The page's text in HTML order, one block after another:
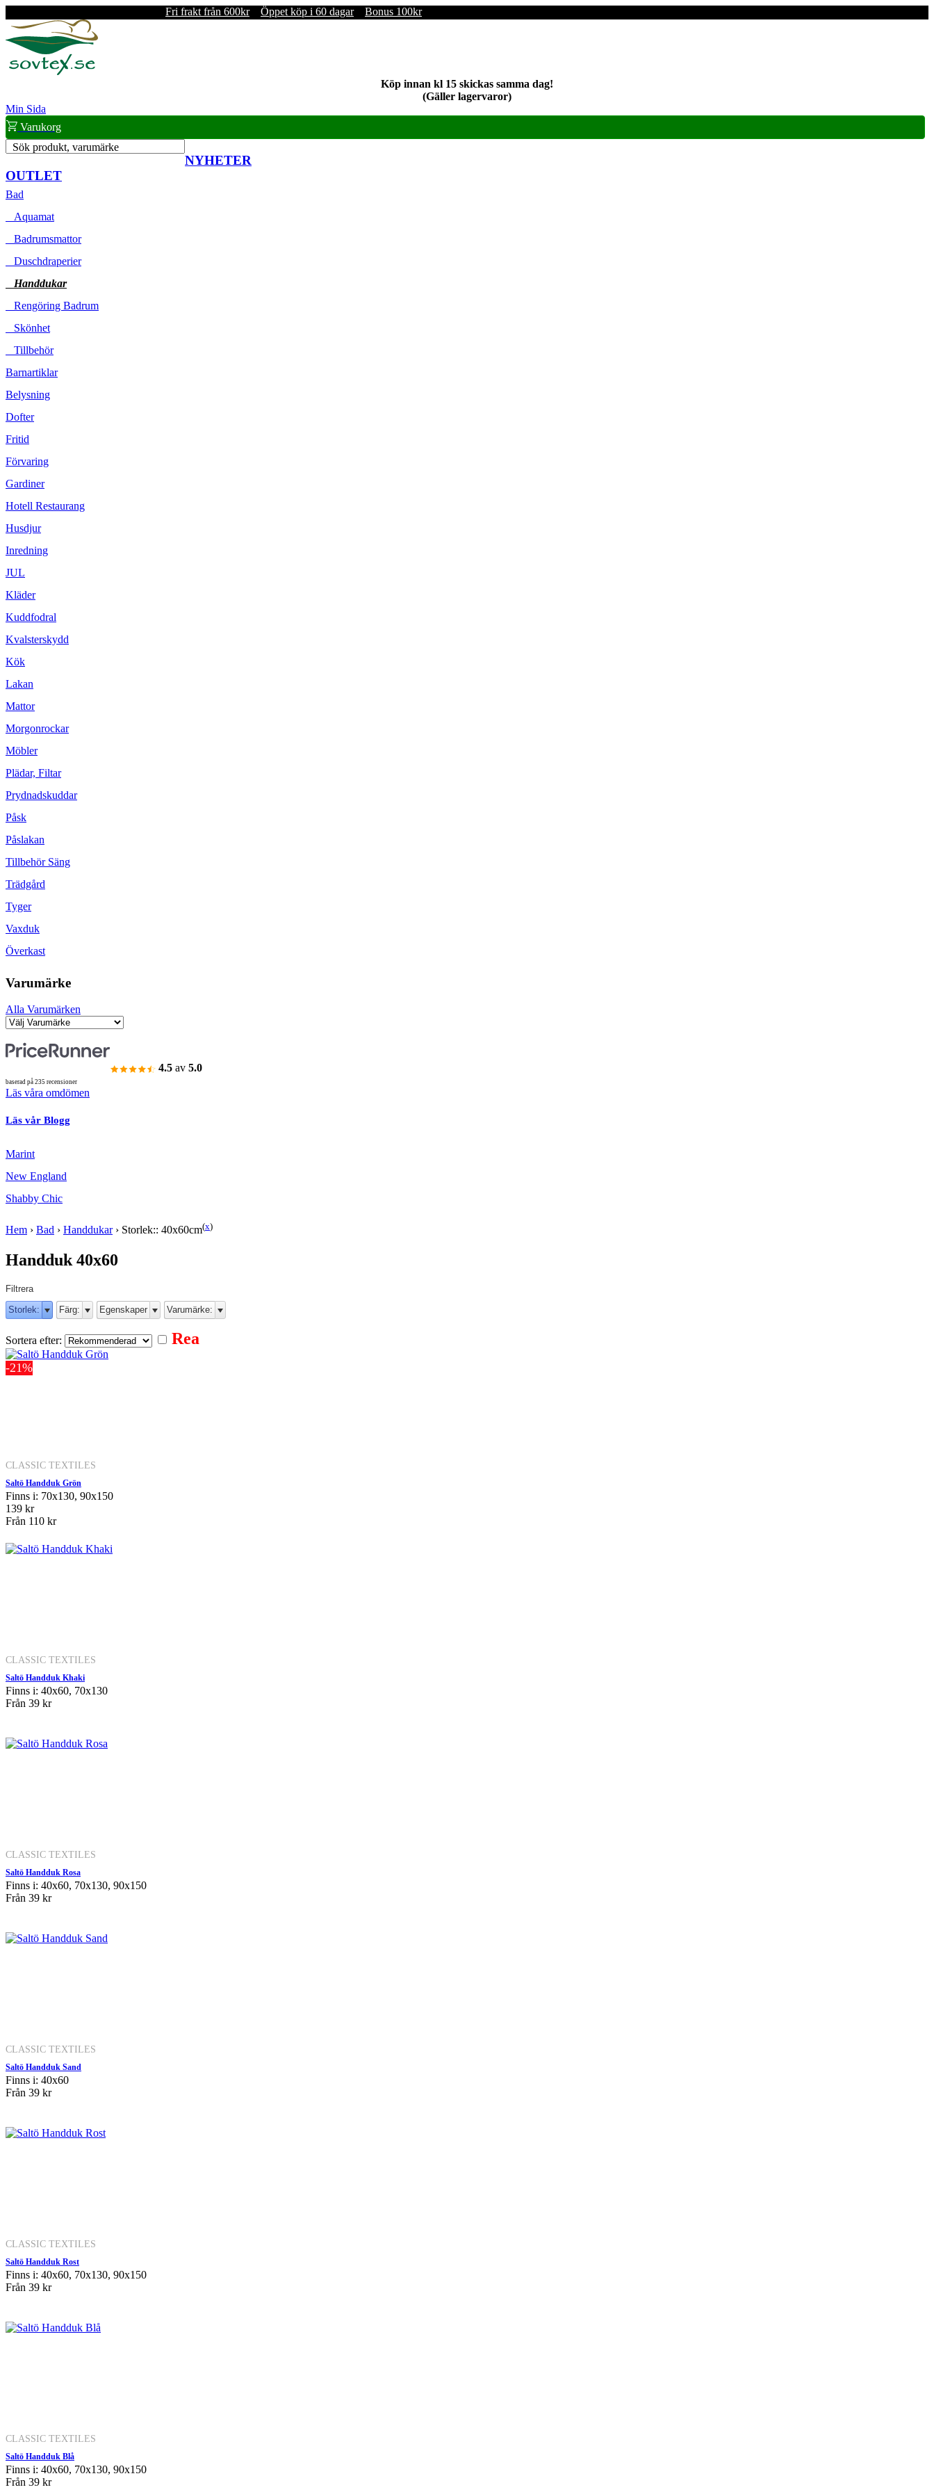
Fri frakt från 600kr Öppet köp i 60 dagar Bonus 100kr
Köp innan kl 15 skickas samma dag!
(Gäller lagervaror)
Min Sida
Varukorg
Sök produkt, varumärke
NYHETER
OUTLET
Bad
Aquamat
Badrumsmattor
Duschdraperier
Handdukar
Rengöring Badrum
Skönhet
Tillbehör
Barnartiklar
Belysning
Dofter
Fritid
Förvaring
Gardiner
Hotell Restaurang
Husdjur
Inredning
JUL
Kläder
Kuddfodral
Kvalsterskydd
Kök
Lakan
Mattor
Morgonrockar
Möbler
Plädar, Filtar
Prydnadskuddar
Påsk
Påslakan
Tillbehör Säng
Trädgård
Tyger
Vaxduk
Överkast
Varumärke
Alla Varumärken
4.5 av 5.0
baserad på 235 recensioner
Läs våra omdömen
Läs vår Blogg
Marint
New England
Shabby Chic
Hem › Bad › Handdukar› Storlek:: 40x60cm(x)
Handduk 40x60
Filtrera
Storlek:
Färg: Egenskaper Varumärke:
Sortera efter: Rea
-21%
CLASSIC TEXTILES
Saltö Handduk Grön
Finns i: 70x130, 90x150
139 kr
Från 110 kr
CLASSIC TEXTILES
Saltö Handduk Khaki
Finns i: 40x60, 70x130
Från 39 kr
CLASSIC TEXTILES
Saltö Handduk Rosa
Finns i: 40x60, 70x130, 90x150
Från 39 kr
CLASSIC TEXTILES
Saltö Handduk Sand
Finns i: 40x60
Från 39 kr
CLASSIC TEXTILES
Saltö Handduk Rost
Finns i: 40x60, 70x130, 90x150
Från 39 kr
CLASSIC TEXTILES
Saltö Handduk Blå
Finns i: 40x60, 70x130, 90x150
Från 39 kr